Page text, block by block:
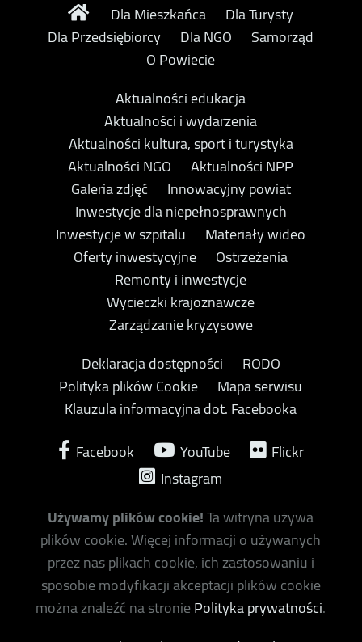
Dla Mieszkańca
Dla Turysty
Dla Przedsiębiorcy
Dla NGO
Samorząd
O Powiecie
Aktualności edukacja
Aktualności i wydarzenia
Aktualności kultura, sport i turystyka
Aktualności NGO
Aktualności NPP
Galeria zdjęć
Innowacyjny powiat
Inwestycje dla niepełnosprawnych
Inwestycje w szpitalu
Materiały wideo
Oferty inwestycyjne
Ostrzeżenia
Remonty i inwestycje
Wycieczki krajoznawcze
Zarządzanie kryzysowe
Deklaracja dostępności
RODO
Polityka plików Cookie
Mapa serwisu
Klauzula informacyjna dot. Facebooka
Facebook
YouTube
Flickr
Instagram
Używamy plików cookie!Ta witryna używa
plików cookie. Więcej informacji o używanych
przez nas plikach cookie, ich zastosowaniu i
sposobie modyfikacji akceptacji plików cookie
można znaleźć na stroniePolityka prywatności.